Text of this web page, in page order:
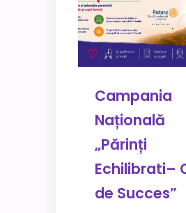
Campania
Națională
„Părinți
Echilibrati–
de Succes”